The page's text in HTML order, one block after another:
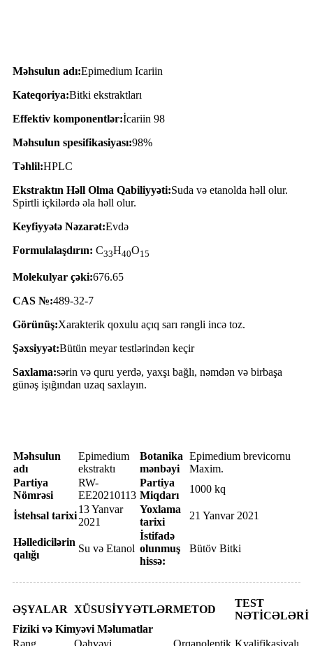
Məhsulun adı:Epimedium Icariin
Kateqoriya:Bitki ekstraktları
Effektiv komponentlər:İcariin 98
Məhsulun spesifikasiyası:98%
Təhlil:HPLC
Ekstraktın Həll Olma Qabiliyyəti:Suda və etanolda həll olur.
Spirtli içkilərdə əla həll olur.
Keyfiyyətə Nəzarət:Evdə
Formulalaşdırın: C33H40O15
Molekulyar çəki:676.65
CAS №:489-32-7
Görünüş:Xarakterik qoxulu açıq sarı rəngli incə toz.
Şəxsiyyət:Bütün meyar testlərindən keçir
Saxlama:sərin və quru yerdə, yaxşı bağlı, nəmdən və birbaşa
günəş işığından uzaq saxlayın.
Məhsulun
adı
Epimedium
ekstraktı
Botanika
mənbəyi
Epimedium brevicornu
Maxim.
Partiya
Nömrəsi
RW-
EE20210113
Partiya
Miqdarı
1000 kq
İstehsal tarixi
13 Yanvar
2021
Yoxlama
tarixi
21 Yanvar 2021
Həlledicilərin
qalığı
Su və Etanol
İstifadə
olunmuş
hissə:
Bütöv Bitki
ƏŞYALAR XÜSUSİYYƏTLƏRMETOD
TEST
NƏTİCƏLƏRİ
Fiziki və Kimyəvi Məlumatlar
Rəng
Qəhvəyi Orqanoleptik Kvalifikasiyalı